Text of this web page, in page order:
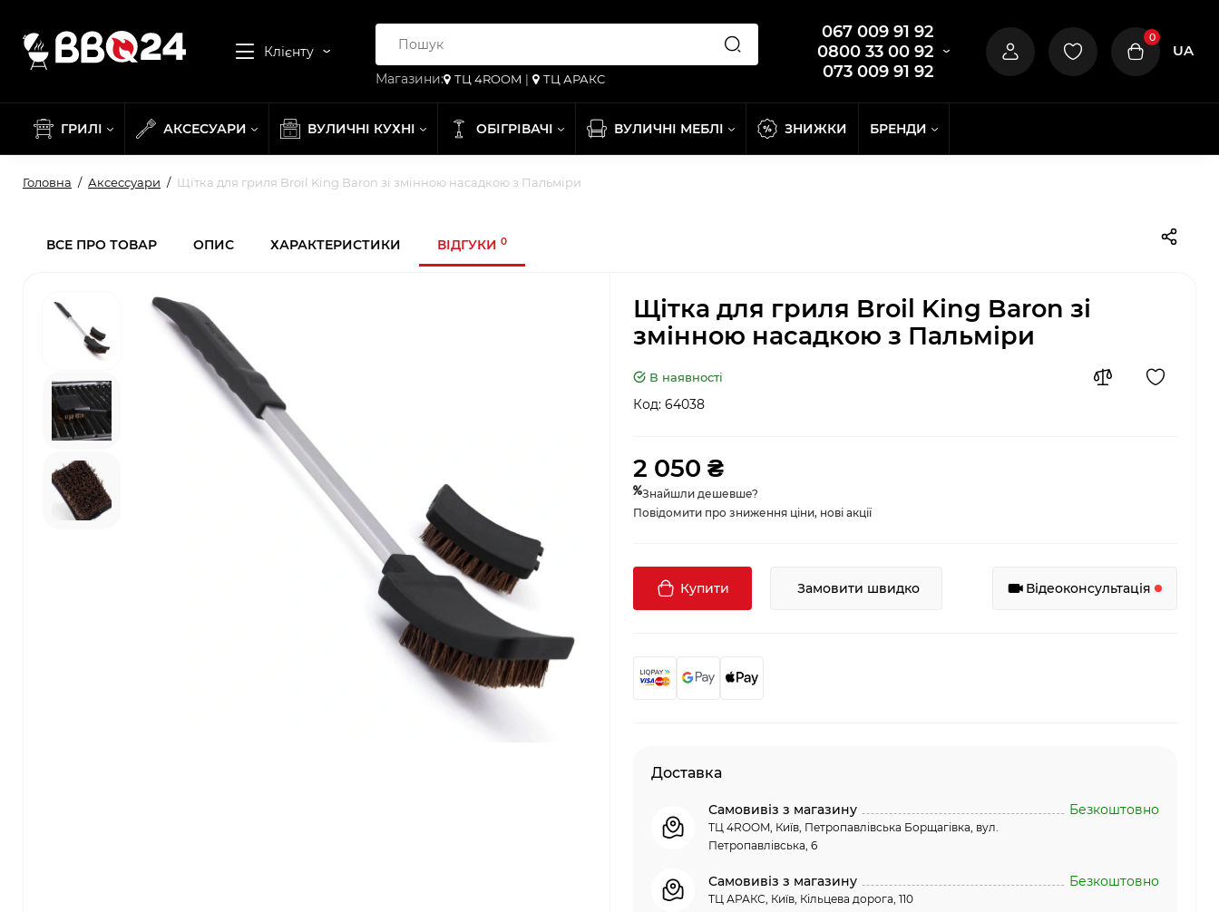
Клієнту
067 009 91 92
0800 33 00 92
073 009 91 92
Магазини: ТЦ 4ROOM | ТЦ АРАКС
0
UA
ГРИЛІ АКСЕСУАРИ ВУЛИЧНІ КУХНІ ОБІГРІВАЧІ ВУЛИЧНІ МЕБЛІ ЗНИЖКИ БРЕНДИ
Головна Аксессуари Щітка для гриля Broil King Baron зі змінною насадкою з Пальміри
ВСЕ ПРО ТОВАР ОПИС ХАРАКТЕРИСТИКИ ВІДГУКИ 0
Щітка для гриля Broil King Baron зі
змінною насадкою з Пальміри
В наявності
Код: 64038
2 050 ₴
Знайшли дешевше?
Повідомити про зниження ціни, нові акції
Купити Замовити швидко Відеоконсультація
Доставка
Самовивіз з магазину
ТЦ 4ROOM, Київ, Петропавлівська Борщагівка, вул.
Петропавлівська, 6
Безкоштовно
Самовивіз з магазину
ТЦ АРАКС, Київ, Кільцева дорога, 110
Безкоштовно